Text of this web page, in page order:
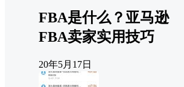
FBA是什么？亚马逊
FBA卖家实用技巧
20年5月17日